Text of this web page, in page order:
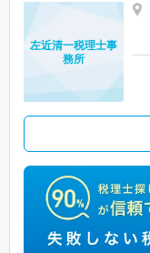
左近清一税理士事
務所